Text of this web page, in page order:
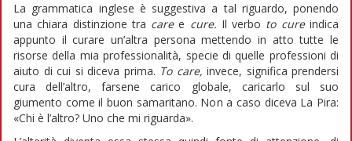
La grammatica inglese è suggestiva a tal riguardo, ponendo
una chiara distinzione tra caree cure. Il verbo to cureindica
appunto il curare un’altra persona mettendo in atto tutte le
risorse della mia professionalità, specie di quelle professioni di
aiuto di cui si diceva prima. To care, invece, significa prendersi
cura dell’altro, farsene carico globale, caricarlo sul suo
giumento come il buon samaritano. Non a caso diceva La Pira:
«Chi è l’altro? Uno che mi riguarda».